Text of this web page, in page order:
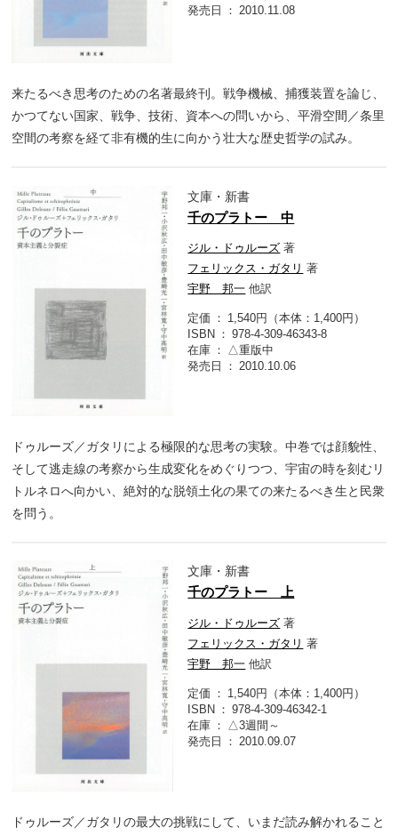
発売日
2010.11.08
来たるべき思考のための名著最終刊。戦争機械、捕獲装置を論じ、
かつてない国家、戦争、技術、資本への問いから、平滑空間／条里
空間の考察を経て非有機的生に向かう壮大な歴史哲学の試み。
文庫・新書
千のプラトー 中
ジル・ドゥルーズ 著
フェリックス・ガタリ 著
宇野 邦一 他訳
定価
1,540円（本体：1,400円）
ISBN
978-4-309-46343-8
在庫
△重版中
発売日
2010.10.06
ドゥルーズ／ガタリによる極限的な思考の実験。中巻では顔貌性、
そして逃走線の考察から生成変化をめぐりつつ、宇宙の時を刻むリ
トルネロへ向かい、絶対的な脱領土化の果ての来たるべき生と民衆
を問う。
文庫・新書
千のプラトー 上
ジル・ドゥルーズ 著
フェリックス・ガタリ 著
宇野 邦一 他訳
定価
1,540円（本体：1,400円）
ISBN
978-4-309-46342-1
在庫
△3週間～
発売日
2010.09.07
ドゥルーズ／ガタリの最大の挑戦にして、いまだ読み解かれること